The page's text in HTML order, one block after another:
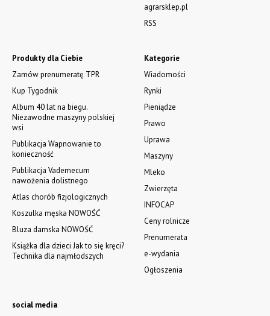
Kategorie
Wiadomości
Rynki
Pieniądze
Prawo
Uprawa
Maszyny
Mleko
Zwierzęta
INFOCAP
Ceny rolnicze
Prenumerata
e-wydania
Ogłoszenia
Produkty dla Ciebie
Zamów prenumeratę TPR
Kup Tygodnik
Album 40 lat na biegu.
Niezawodne maszyny polskiej
wsi
Publikacja Wapnowanie to
konieczność
Publikacja Vademecum
nawożenia dolistnego
Atlas chorób fizjologicznych
Koszulka męska NOWOŚĆ
Bluza damska NOWOŚĆ
Książka dla dzieci Jak to się kręci?
Technika dla najmłodszych
agrarsklep.pl
RSS
social media